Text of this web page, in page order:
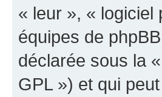
« leur », « logiciel
équipes de
déclarée sous la «
GPL ») et qui